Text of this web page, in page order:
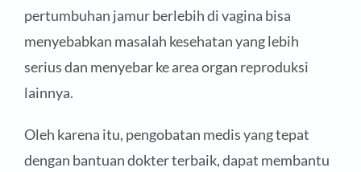
pertumbuhan jamur berlebih di vagina bisa
menyebabkan masalah kesehatan yang lebih
serius dan menyebar ke area organ reproduksi
lainnya.
Oleh karena itu, pengobatan medis yang tepat
dengan bantuan dokter terbaik, dapat membantu